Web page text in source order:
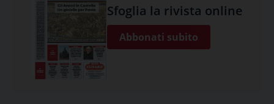
Sfoglia la rivista online
Abbonati subito